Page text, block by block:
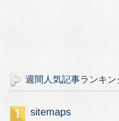
週間人気記事ランキン
sitemaps